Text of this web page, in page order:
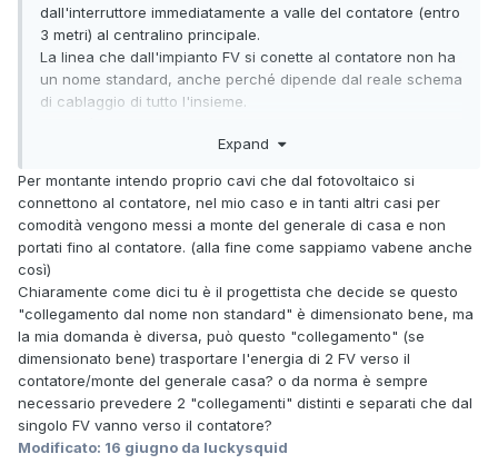
dall'interruttore immediatamente a valle del contatore (entro
3 metri) al centralino principale.
La linea che dall'impianto FV si conette al contatore non ha
un nome standard, anche perché dipende dal reale schema
di cablaggio di tutto l'insieme.
Expand
Per montante intendo proprio cavi che dal fotovoltaico si
connettono al contatore, nel mio caso e in tanti altri casi per
comodità vengono messi a monte del generale di casa e non
portati fino al contatore. (alla fine come sappiamo vabene anche
così)
Chiaramente come dici tu è il progettista che decide se questo
"collegamento dal nome non standard" è dimensionato bene, ma
la mia domanda è diversa, può questo "collegamento" (se
dimensionato bene) trasportare l'energia di 2 FV verso il
contatore/monte del generale casa? o da norma è sempre
necessario prevedere 2 "collegamenti" distinti e separati che dal
singolo FV vanno verso il contatore?
Modificato: 16 giugno da luckysquid